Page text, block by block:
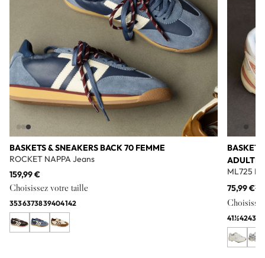
BASKETS & SNEAKERS BACK 70 FEMME
ROCKET NAPPA Jeans
159,99 €
Choisissez votre taille
3536373839404142
ADULTE
ML725
75,99 €
41½4243